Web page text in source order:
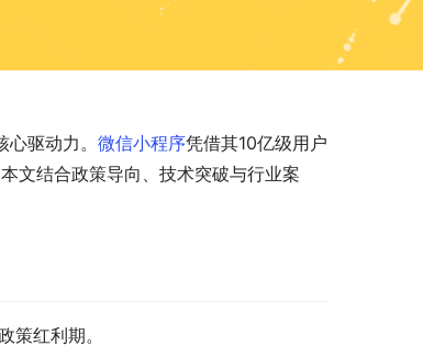
心驱动力。 微信小程序凭借其10亿级用户
文结合政策导向、技术突破与行业案
策红利期。